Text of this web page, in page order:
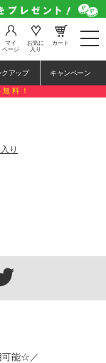
t
o
e
n
マイ
ページ
お気に
入り
カート
クアップ キャンペーン
無料！
り
可能☆／